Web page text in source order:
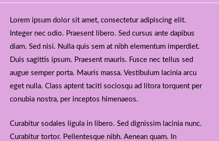
Lorem ipsum dolor sit amet, consectetur adipiscing elit.
Integer nec odio. Praesent libero. Sed cursus ante dapibus
diam. Sed nisi. Nulla quis sem at nibh elementum imperdiet.
Duis sagittis ipsum. Praesent mauris. Fusce nec tellus sed
augue semper porta. Mauris massa. Vestibulum lacinia arcu
eget nulla. Class aptent taciti sociosqu ad litora torquent per
conubia nostra, per inceptos himenaeos.
Curabitur sodales ligula in libero. Sed dignissim lacinia nunc.
Curabitur tortor. Pellentesque nibh. Aenean quam. In